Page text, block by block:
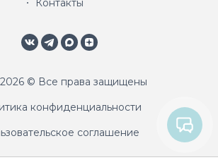
Контакты
© Все права защищены
конфиденциальности
соглашение